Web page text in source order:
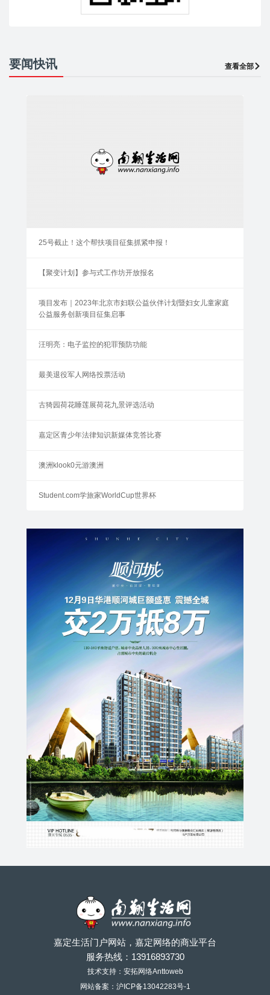
要闻快讯 查看全部
25号截止！这个帮扶项目征集抓紧申报！
【聚变计划】参与式工作坊开放报名
项目发布｜2023年北京市妇联公益伙伴计划暨妇女儿童家庭
公益服务创新项目征集启事
汪明亮：电子监控的犯罪预防功能
最美退役军人网络投票活动
古猗园荷花睡莲展荷花九景评选活动
嘉定区青少年法律知识新媒体竞答比赛
澳洲klook0元游澳洲
Student.com学旅家WorldCup世界杯
嘉定生活门户网站，嘉定网络的商业平台
服务热线： 13916893730
技术支持：安拓网络Anttoweb
网站备案： 沪ICP备13042283号-1